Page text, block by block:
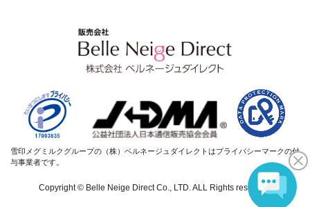
雪印メグミルクグループの（株）ベルネージュダイレクトはプライバシーマークの付
与事業者です。
Copyright © Belle Neige Direct Co., LTD. ALL Rights reserved.